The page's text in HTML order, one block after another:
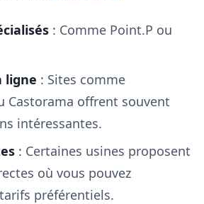
: Comme Point.P ou
ligne : Sites comme
Castorama offrent souvent
intéressantes.
: Certaines usines proposent
où vous pouvez
préférentiels.